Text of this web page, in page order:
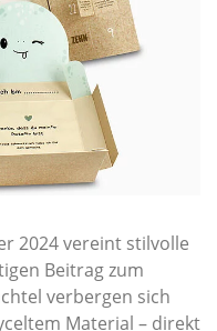
2024 vereint stilvolle
Beitrag zum
verbergen sich
Material – direkt